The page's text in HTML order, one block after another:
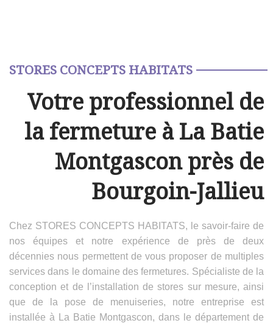
STORES CONCEPTS HABITATS
Votre professionnel de
la fermeture à La Batie
Montgascon près de
Bourgoin-Jallieu
Chez STORES CONCEPTS HABITATS, le savoir-faire de
nos équipes et notre expérience de près de deux
décennies nous permettent de vous proposer de multiples
services dans le domaine des fermetures. Spécialiste de la
conception et de l’installation de stores sur mesure, ainsi
que de la pose de menuiseries, notre entreprise est
installée à La Batie Montgascon, dans le département de